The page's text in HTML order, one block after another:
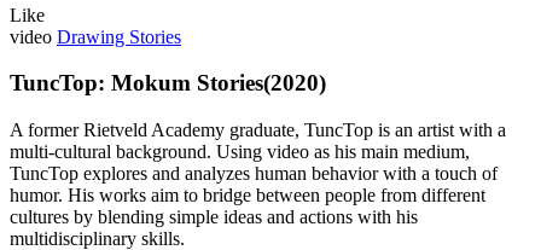
Like
video Drawing Stories
TuncTop: Mokum Stories(2020)
A former Rietveld Academy graduate, TuncTop is an artist with a
multi-cultural background. Using video as his main medium,
TuncTop explores and analyzes human behavior with a touch of
humor. His works aim to bridge between people from different
cultures by blending simple ideas and actions with his
multidisciplinary skills.